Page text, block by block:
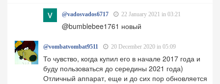
@vadosvados6717 22 January 2021 in 03:21
@bumblebee1761 новый
@vombatvombat9511 20 December 2020 in 05:09
То чувство, когда купил его в начале 2017 года и
буду пользоваться до середины 2021 года)
Отличный аппарат, еще и до сих пор обновляется